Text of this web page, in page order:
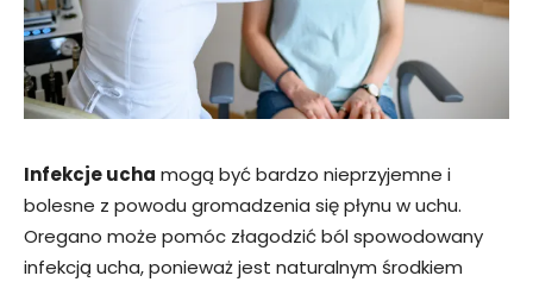
Infekcje ucha mogą być bardzo nieprzyjemne i
bolesne z powodu gromadzenia się płynu w uchu.
Oregano może pomóc złagodzić ból spowodowany
infekcją ucha, ponieważ jest naturalnym środkiem